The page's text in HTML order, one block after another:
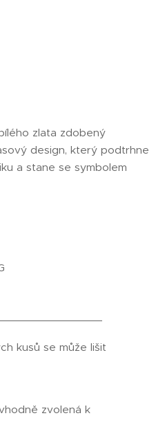
zlata zdobený
design, který podtrhne
a stane se symbolem
kusů se může lišit
zvolená k